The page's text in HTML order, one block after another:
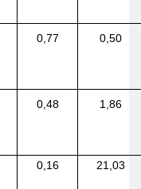
0,77 0,50
0,48 1,86
0,16 21,03